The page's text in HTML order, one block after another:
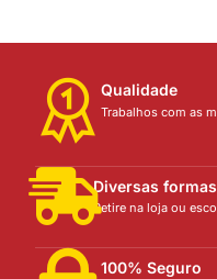
Qualidade
Trabalhos com as
Diversas
Retire na loja ou
100% Seguro